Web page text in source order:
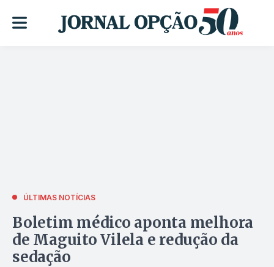
ÚLTIMAS NOTÍCIAS
Boletim médico aponta melhora
de Maguito Vilela e redução da
sedação